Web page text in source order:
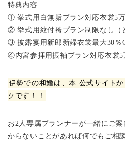
特典内容
① 挙式用白無垢プラン対応衣裳5
② 挙式用紋付袴プラン制限なし（
③ 披露宴用新郎新婦衣裳最大30％
④内宮参拝用振袖プラン対応衣裳
伊勢での和婚は、本 公式サイトか
クです！！
お2人専属プランナーが一緒にご
からないことがあれば何でもご相